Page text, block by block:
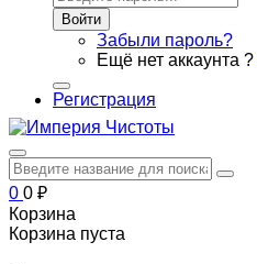
Войти
Забыли пароль?
Ещё нет аккаунта ?
Регистрация
0 0 ₽
Корзина
Корзина пуста